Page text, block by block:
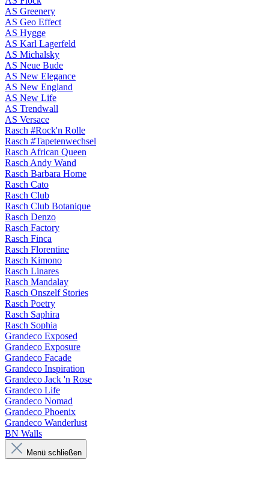
AS Greenery
AS Geo Effect
AS Hygge
AS Karl Lagerfeld
AS Michalsky
AS Neue Bude
AS New Elegance
AS New England
AS New Life
AS Trendwall
AS Versace
Rasch #Rock'n Rolle
Rasch #Tapetenwechsel
Rasch African Queen
Rasch Andy Wand
Rasch Barbara Home
Rasch Cato
Rasch Club
Rasch Club Botanique
Rasch Denzo
Rasch Factory
Rasch Finca
Rasch Florentine
Rasch Kimono
Rasch Linares
Rasch Mandalay
Rasch Onszelf Stories
Rasch Poetry
Rasch Saphira
Rasch Sophia
Grandeco Exposed
Grandeco Exposure
Grandeco Facade
Grandeco Inspiration
Grandeco Jack 'n Rose
Grandeco Life
Grandeco Nomad
Grandeco Phoenix
Grandeco Wanderlust
BN Walls
Menü schließen